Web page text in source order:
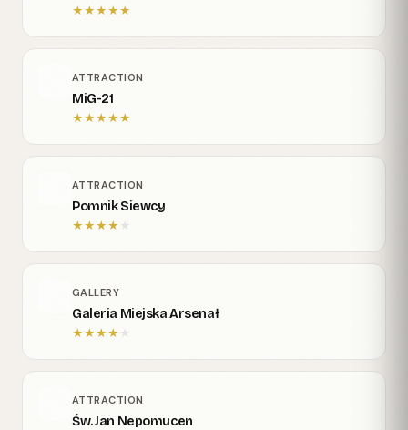
★★★★★
ATTRACTION
MiG-21
★★★★★
ATTRACTION
Pomnik Siewcy
★★★★ ★
GALLERY
Galeria Miejska Arsenał
★★★★ ★
ATTRACTION
Św. Jan Nepomucen